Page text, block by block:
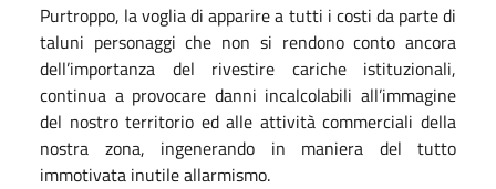
Purtroppo, la voglia di apparire a tutti i costi da parte di
taluni personaggi che non si rendono conto ancora
dell’importanza del rivestire cariche istituzionali,
continua a provocare danni incalcolabili all’immagine
del nostro territorio ed alle attività commerciali della
nostra zona, ingenerando in maniera del tutto
immotivata inutile allarmismo.